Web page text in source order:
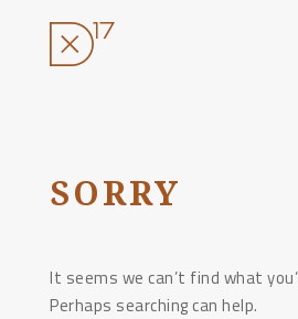
tartalomhoz
SORRY
It seems we can’t find what
Perhaps searching can help.